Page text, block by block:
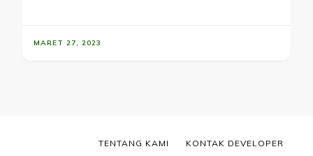
MARET 27, 2023
TENTANG KAMI KONTAK DEVELOPER